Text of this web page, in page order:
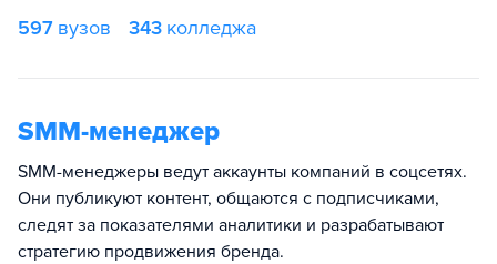
597 вузов 343 колледжа
SMM-менеджер
SMM-менеджеры ведут аккаунты компаний в соцсетях.
Они публикуют контент, общаются с подписчиками,
следят за показателями аналитики и разрабатывают
стратегию продвижения бренда.